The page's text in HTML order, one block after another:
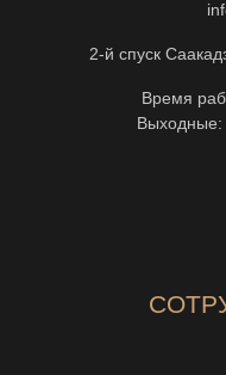
2-й спуск
Время
Выходные: